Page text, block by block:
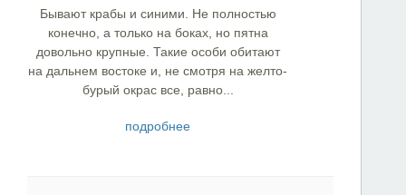
Бывают крабы и синими. Не полностью
конечно, а только на боках, но пятна
довольно крупные. Такие особи обитают
на дальнем востоке и, не смотря на желто-
бурый окрас все, равно...
подробнее